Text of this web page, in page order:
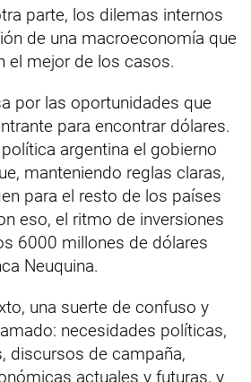
parte, los dilemas internos
de una macroeconomía que
el mejor de los casos.
por las oportunidades que
para encontrar dólares.
argentina el gobierno
manteniendo reglas claras,
para el resto de los países
eso, el ritmo de inversiones
6000 millones de dólares
Neuquina.
una suerte de confuso y
necesidades políticas,
discursos de campaña,
actuales y futuras, y